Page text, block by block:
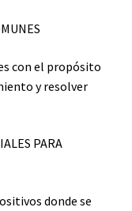
con el propósito
y resolver
PARA
donde se